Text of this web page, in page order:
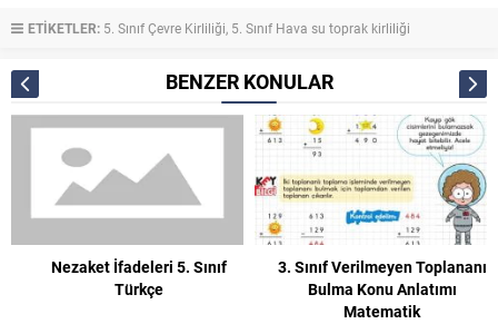
ETİKETLER: 5. Sınıf Çevre Kirliliği, 5. Sınıf Hava su toprak kirliliği
BENZER KONULAR
3. Sınıf Verilmeyen Toplananı
Bulma Konu Anlatımı
7. Sınıf Rasyonel Sayılarla
Toplama ve Çıkarma İşlemleri
Konu Anlatımı Matematik